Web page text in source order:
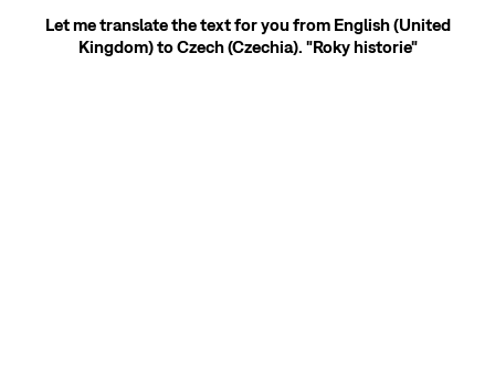
Let me translate the text for you from English (United
Kingdom) to Czech (Czechia). "Roky historie"